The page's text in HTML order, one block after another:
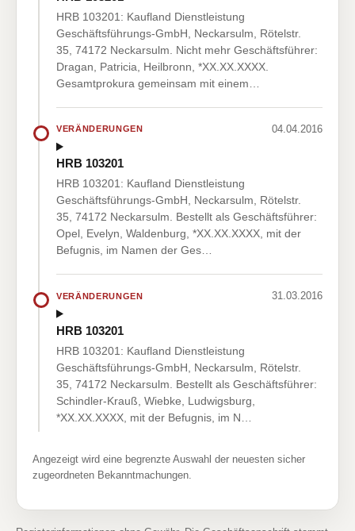
HRB 103201: Kaufland Dienstleistung
Geschäftsführungs-GmbH, Neckarsulm, Rötelstr.
35, 74172 Neckarsulm. Nicht mehr Geschäftsführer:
Dragan, Patricia, Heilbronn, *XX.XX.XXXX.
Gesamtprokura gemeinsam mit einem…
VERÄNDERUNGEN 04.04.2016
HRB 103201
HRB 103201: Kaufland Dienstleistung
Geschäftsführungs-GmbH, Neckarsulm, Rötelstr.
35, 74172 Neckarsulm. Bestellt als Geschäftsführer:
Opel, Evelyn, Waldenburg, *XX.XX.XXXX, mit der
Befugnis, im Namen der Ges…
VERÄNDERUNGEN 31.03.2016
HRB 103201
HRB 103201: Kaufland Dienstleistung
Geschäftsführungs-GmbH, Neckarsulm, Rötelstr.
35, 74172 Neckarsulm. Bestellt als Geschäftsführer:
Schindler-Krauß, Wiebke, Ludwigsburg,
*XX.XX.XXXX, mit der Befugnis, im N…
Angezeigt wird eine begrenzte Auswahl der neuesten sicher
zugeordneten Bekanntmachungen.